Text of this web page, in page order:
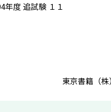
年度 追試験 １１
東京書籍（